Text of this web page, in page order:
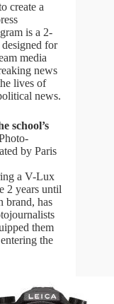
create a
is a 2-
for
media
news
lives of
news.
school’s
by Paris
a V-Lux
2 years until
brand, has
them
the